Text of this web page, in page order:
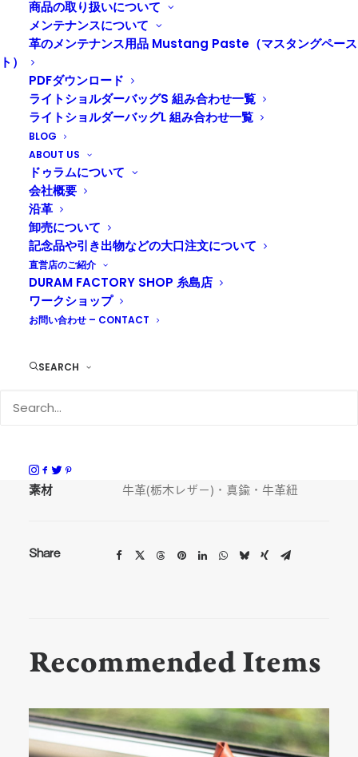
商品の取り扱いについて
メンテナンスについて
革のメンテナンス用品 Mustang Paste（マスタングペース
ト）
PDFダウンロード
ライトショルダーバッグS 組み合わせ一覧
ライトショルダーバッグL 組み合わせ一覧
BLOG
ABOUT US
ドゥラムについて
会社概要
沿革
卸売について
記念品や引き出物などの大口注文について
直営店のご紹介
DURAM FACTORY SHOP 糸島店
ワークショップ
お問い合わせ – CONTACT
SEARCH
DURAM コイン&カード 7008
サイズ
素材
牛革(栃木レザー)・真鍮・牛革紐
Share
Recommended Items